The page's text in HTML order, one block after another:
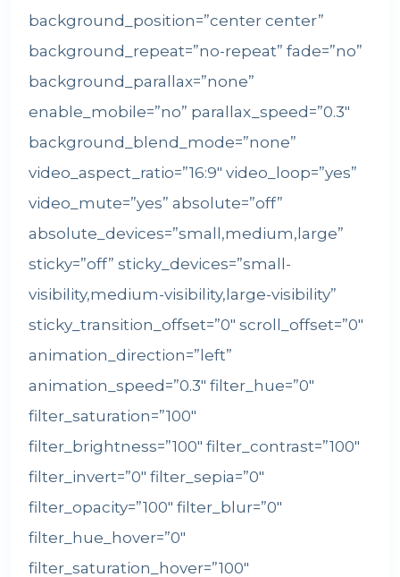
background_position=”center center”
background_repeat=”no-repeat” fade=”no”
background_parallax=”none”
enable_mobile=”no” parallax_speed=”0.3″
background_blend_mode=”none”
video_aspect_ratio=”16:9″ video_loop=”yes”
video_mute=”yes” absolute=”off”
absolute_devices=”small,medium,large”
sticky=”off” sticky_devices=”small-
visibility,medium-visibility,large-visibility”
sticky_transition_offset=”0″ scroll_offset=”0″
animation_direction=”left”
animation_speed=”0.3″ filter_hue=”0″
filter_saturation=”100″
filter_brightness=”100″ filter_contrast=”100″
filter_invert=”0″ filter_sepia=”0″
filter_opacity=”100″ filter_blur=”0″
filter_hue_hover=”0″
filter_saturation_hover=”100″